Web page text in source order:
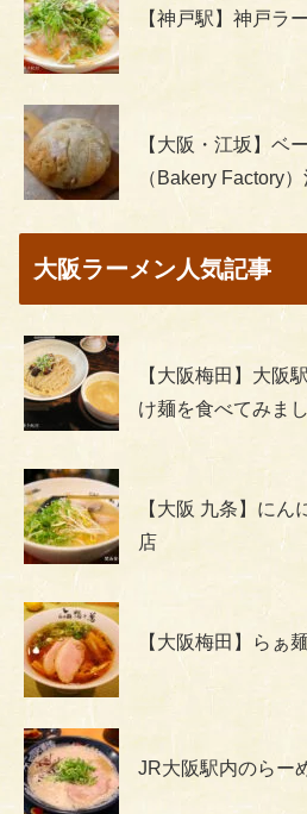
【神戸駅】神戸ラ
【大阪・江坂】ベ
（Bakery Factory
大阪ラーメン人気記事
【大阪梅田】大阪
け麺を食べてみまし
【大阪 九条】に
店
【大阪梅田】らぁ
JR大阪駅内のらー